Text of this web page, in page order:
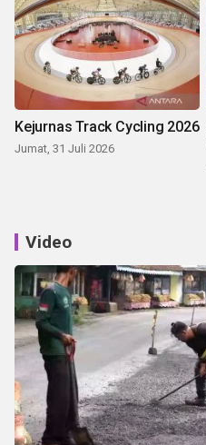
Kejurnas Track Cycling 2026
Jumat, 31 Juli 2026
Video